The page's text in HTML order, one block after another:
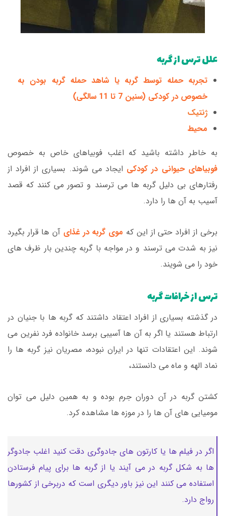
علل ترس از گربه
تجربه حمله توسط گربه یا شاهد حمله گربه بودن به
خصوص در کودکی (سنین 7 تا 11 سالگی)
ژنتیک
محیط
به خاطر داشته باشید که اغلب فوبیاهای خاص به خصوص
فوبیاهای حیوانی در کودکی ایجاد می شوند. بسیاری از افراد از
رفتارهای بی دلیل گربه ها می ترسند و تصور می کنند که قصد
آسیب به آن ها را دارد.
برخی از افراد حتی از این که موی گربه در غذای آن ها قرار بگیرد
نیز به شدت می ترسند و در مواجه با گربه چندین بار ظرف های
خود را می شویند.
ترس از خرافات گربه
در گذشته بسیاری از افراد اعتقاد داشتند که گربه ها با جنیان در
ارتباط هستند یا اگر به آن ها آسیبی برسد خانواده فرد نفرین می
شوند. این اعتقادات تنها در ایران نبوده، مصریان نیز گربه ها را
نماد الهه و ماه می دانستند،
کشتن گربه در آن دوران جرم بوده و به همین دلیل می توان
مومیایی های آن ها را در موزه ها مشاهده کرد.
اگر در فیلم ها یا کارتون های جادوگری دقت کنید اغلب جادوگر
ها به شکل گربه در می آیند یا از گربه ها برای پیام فرستادن
استفاده می کنند این نیز باور دیگری است که دربرخی از کشورها
رواج دارد.